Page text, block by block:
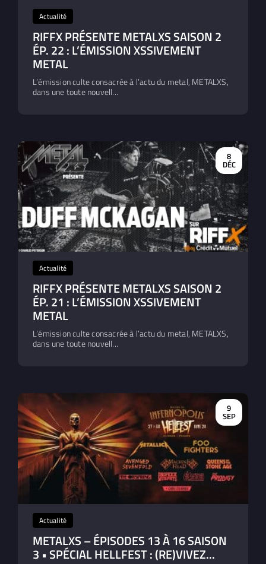
Actualité
RIFFX PRÉSENTE METALXS SAISON 2
ÉP. 22 : L’ÉMISSION XSSIVEMENT
METAL
L’émission culte consacrée à l’actu du metal, METALXS,
dans une toute nouvell...
8
DÉC
Actualité
RIFFX PRÉSENTE METALXS SAISON 2
ÉP. 21 : L’ÉMISSION XSSIVEMENT
METAL
L’émission culte consacrée à l’actu du metal, METALXS,
dans une toute nouvell...
9
SEP
Actualité
METALXS – ÉPISODES 13 À 16 SAISON
3 • SPÉCIAL HELLFEST : (RE)VIVEZ...